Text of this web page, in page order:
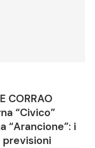
CORRAO
“Civico”
“Arancione”: i
previsioni